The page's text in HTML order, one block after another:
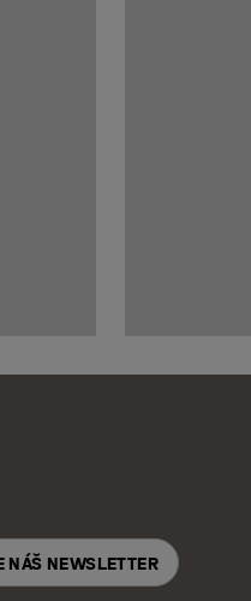
NÁŠ NEWSLETTER